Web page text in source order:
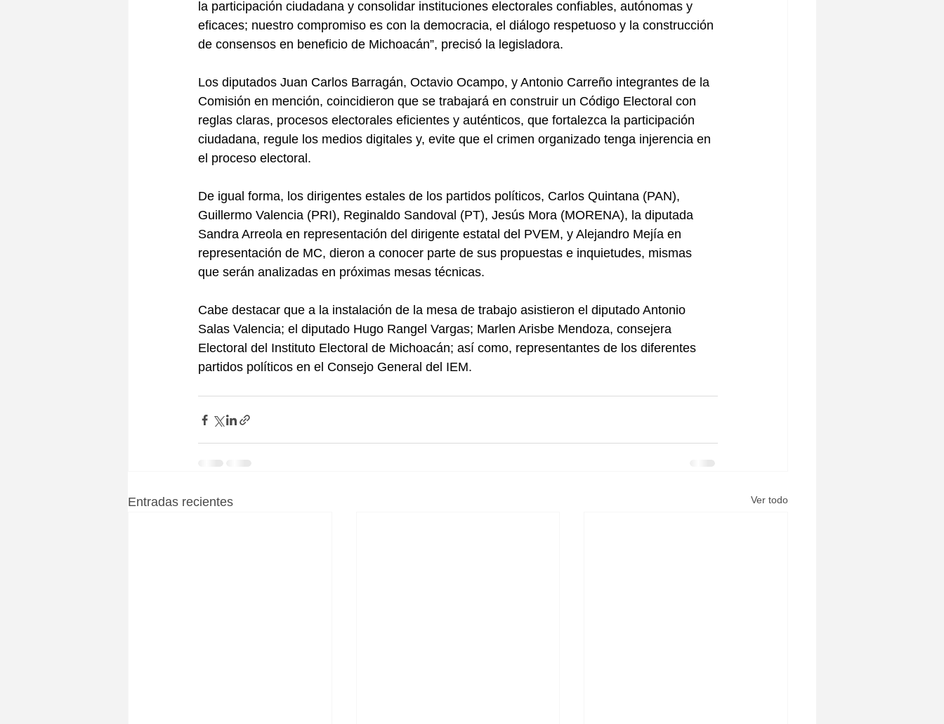
la participación ciudadana y consolidar instituciones electorales confiables, autónomas y
eficaces; nuestro compromiso es con la democracia, el diálogo respetuoso y la construcción
de consensos en beneficio de Michoacán”, precisó la legisladora.
Los diputados Juan Carlos Barragán, Octavio Ocampo, y Antonio Carreño integrantes de la
Comisión en mención, coincidieron que se trabajará en construir un Código Electoral con
reglas claras, procesos electorales eficientes y auténticos, que fortalezca la participación
ciudadana, regule los medios digitales y, evite que el crimen organizado tenga injerencia en
el proceso electoral.
De igual forma, los dirigentes estales de los partidos políticos, Carlos Quintana (PAN),
Guillermo Valencia (PRI), Reginaldo Sandoval (PT), Jesús Mora (MORENA), la diputada
Sandra Arreola en representación del dirigente estatal del PVEM, y Alejandro Mejía en
representación de MC, dieron a conocer parte de sus propuestas e inquietudes, mismas
que serán analizadas en próximas mesas técnicas.
Cabe destacar que a la instalación de la mesa de trabajo asistieron el diputado Antonio
Salas Valencia; el diputado Hugo Rangel Vargas; Marlen Arisbe Mendoza, consejera
Electoral del Instituto Electoral de Michoacán; así como, representantes de los diferentes
partidos políticos en el Consejo General del IEM.
Entradas recientes Ver todo